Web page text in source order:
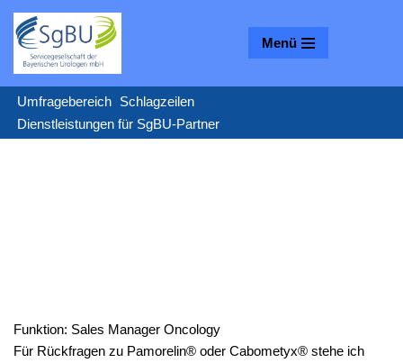
Zum
Inhalt
springen
Menü
Umfragebereich Schlagzeilen
Dienstleistungen für SgBU-Partner
Funktion: Sales Manager Oncology
Für Rückfragen zu Pamorelin® oder Cabometyx® stehe ich